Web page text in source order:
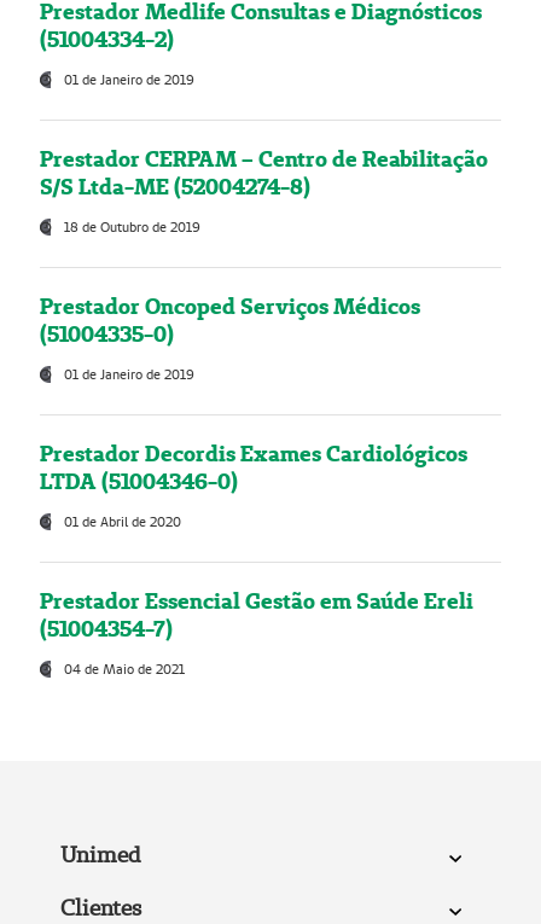
Prestador Medlife Consultas e Diagnósticos
(51004334-2)
01 de Janeiro de 2019
Prestador CERPAM – Centro de Reabilitação
S/S Ltda-ME (52004274-8)
18 de Outubro de 2019
Prestador Oncoped Serviços Médicos
(51004335-0)
01 de Janeiro de 2019
Prestador Decordis Exames Cardiológicos
LTDA (51004346-0)
01 de Abril de 2020
Prestador Essencial Gestão em Saúde Ereli
(51004354-7)
04 de Maio de 2021
Unimed
Clientes